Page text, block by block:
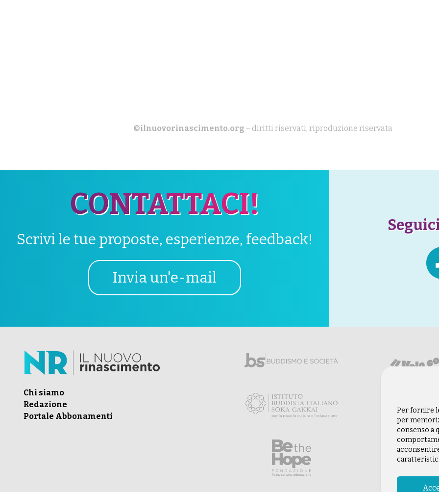
©ilnuovorinascimento.org – diritti riservati, riproduzione riservata
CONTATTACI!
Scrivi le tue proposte, esperienze, feedback!
Invia un'e-mail
Chi siamo
Redazione
Portale Abbonamenti
Per fornire
per
consenso a